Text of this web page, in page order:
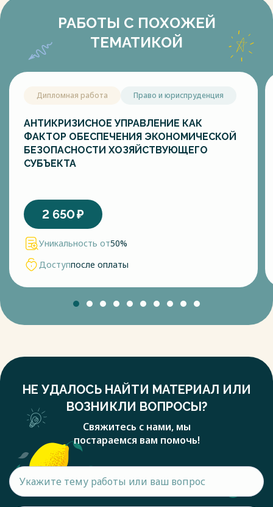
РАБОТЫ С ПОХОЖЕЙ
ТЕМАТИКОЙ
Дипломная работа Право и юриспруденция
АНТИКРИЗИСНОЕ УПРАВЛЕНИЕ КАК
ФАКТОР ОБЕСПЕЧЕНИЯ ЭКОНОМИЧЕСКОЙ
БЕЗОПАСНОСТИ ХОЗЯЙСТВУЮЩЕГО
СУБЪЕКТА
2 650₽
Уникальность от50%
Доступпосле оплаты
НЕ УДАЛОСЬ НАЙТИ МАТЕРИАЛ ИЛИ
ВОЗНИКЛИ ВОПРОСЫ?
Свяжитесь с нами, мы
постараемся вам помочь!